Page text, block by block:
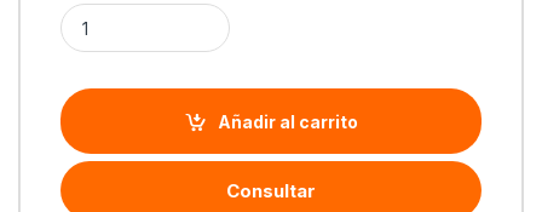
Cantidad Teclado Logitech G915 X Lightspeed/BT Lightsync
Añadir al carrito
Consultar